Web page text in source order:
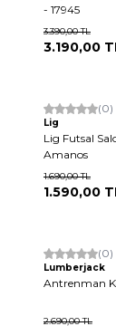
- 17945
3.390,00TL
3.190,00
(0)
Lig
Lig Futsal
Amanos
1.690,00TL
1.590,00
Yeni (0)
Lumberjack
Antrenman
2.690,00TL